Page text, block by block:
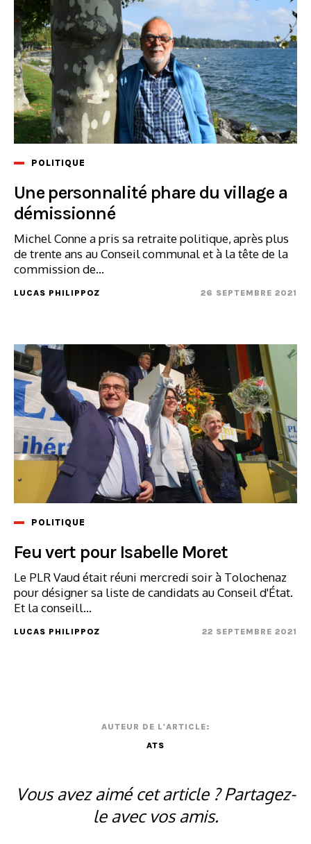
POLITIQUE
Une personnalité phare du village a
démissionné
Michel Conne a pris sa retraite politique, après plus
de trente ans au Conseil communal et à la tête de la
commission de...
LUCAS PHILIPPOZ 26 SEPTEMBRE 2021
POLITIQUE
Feu vert pour Isabelle Moret
Le PLR Vaud était réuni mercredi soir à Tolochenaz
pour désigner sa liste de candidats au Conseil d'État.
Et la conseill...
LUCAS PHILIPPOZ 22 SEPTEMBRE 2021
AUTEUR DE L'ARTICLE:
ATS
Vous avez aimé cet article ? Partagez-
le avec vos amis.